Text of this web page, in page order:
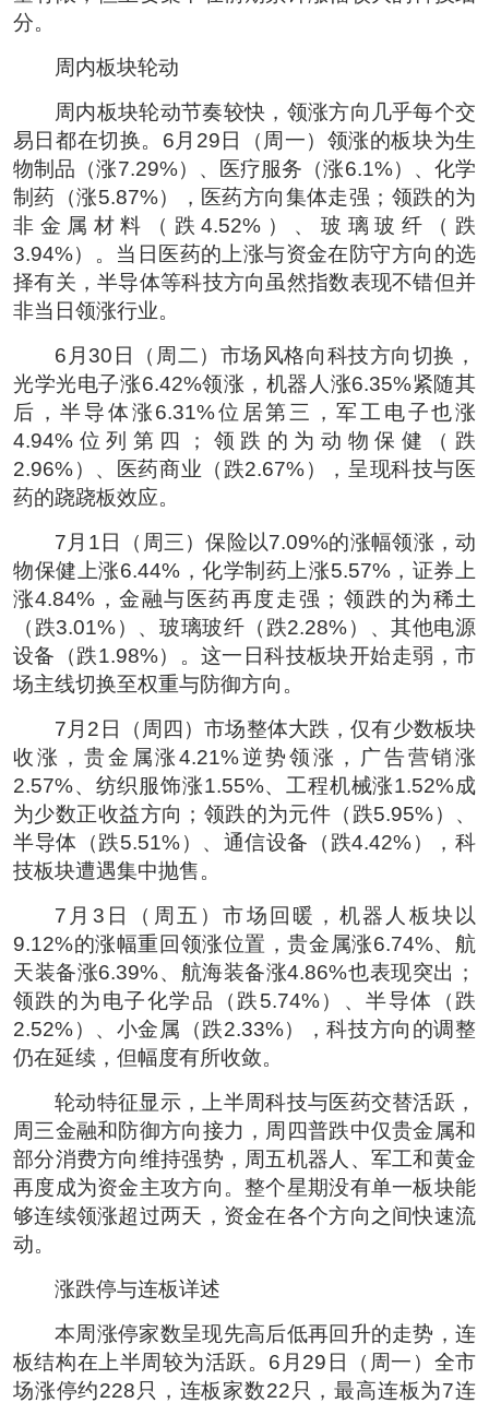
分。
周内板块轮动
周内板块轮动节奏较快，领涨方向几乎每个交
易日都在切换。6月29日（周一）领涨的板块为生
物制品（涨7.29%）、医疗服务（涨6.1%）、化学
制药（涨5.87%），医药方向集体走强；领跌的为
非金属材料（跌4.52%）、玻璃玻纤（跌
3.94%）。当日医药的上涨与资金在防守方向的选
择有关，半导体等科技方向虽然指数表现不错但并
非当日领涨行业。
6月30日（周二）市场风格向科技方向切换，
光学光电子涨6.42%领涨，机器人涨6.35%紧随其
后，半导体涨6.31%位居第三，军工电子也涨
4.94%位列第四；领跌的为动物保健（跌
2.96%）、医药商业（跌2.67%），呈现科技与医
药的跷跷板效应。
7月1日（周三）保险以7.09%的涨幅领涨，动
物保健上涨6.44%，化学制药上涨5.57%，证券上
涨4.84%，金融与医药再度走强；领跌的为稀土
（跌3.01%）、玻璃玻纤（跌2.28%）、其他电源
设备（跌1.98%）。这一日科技板块开始走弱，市
场主线切换至权重与防御方向。
7月2日（周四）市场整体大跌，仅有少数板块
收涨，贵金属涨4.21%逆势领涨，广告营销涨
2.57%、纺织服饰涨1.55%、工程机械涨1.52%成
为少数正收益方向；领跌的为元件（跌5.95%）、
半导体（跌5.51%）、通信设备（跌4.42%），科
技板块遭遇集中抛售。
7月3日（周五）市场回暖，机器人板块以
9.12%的涨幅重回领涨位置，贵金属涨6.74%、航
天装备涨6.39%、航海装备涨4.86%也表现突出；
领跌的为电子化学品（跌5.74%）、半导体（跌
2.52%）、小金属（跌2.33%），科技方向的调整
仍在延续，但幅度有所收敛。
轮动特征显示，上半周科技与医药交替活跃，
周三金融和防御方向接力，周四普跌中仅贵金属和
部分消费方向维持强势，周五机器人、军工和黄金
再度成为资金主攻方向。整个星期没有单一板块能
够连续领涨超过两天，资金在各个方向之间快速流
动。
涨跌停与连板详述
本周涨停家数呈现先高后低再回升的走势，连
板结构在上半周较为活跃。6月29日（周一）全市
场涨停约228只，连板家数22只，最高连板为7连